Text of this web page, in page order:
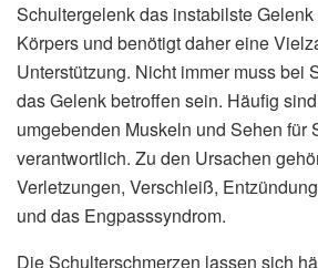
Schultergelenk das instabilste
Körpers und benötigt daher eine
Unterstützung. Nicht immer muss bei
das Gelenk betroffen sein. Häufig
umgebenden Muskeln und Sehen für
verantwortlich. Zu den Ursachen
Verletzungen, Verschleiß,
und das Engpasssyndrom.
Die Schulterschmerzen lassen sich